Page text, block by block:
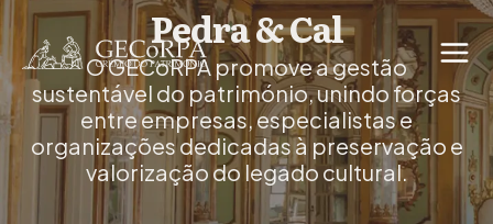
Pedra & Cal
O GECoRPA promove a gestão
sustentável do património, unindo forças
entre empresas, especialistas e
organizações dedicadas à preservação e
valorização do legado cultural.